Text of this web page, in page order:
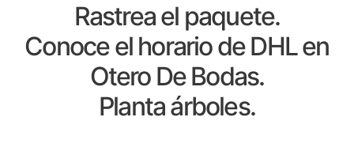
Rastrea el paquete.
Conoce el horario de DHL en
Otero De Bodas.
Planta árboles.